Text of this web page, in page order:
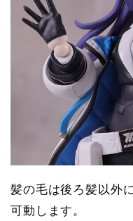
髪の毛は後ろ髪以外
可動します。